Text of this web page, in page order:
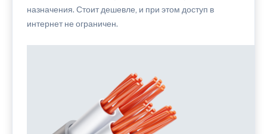
назначения. Стоит дешевле, и при этом доступ в
интернет не ограничен.